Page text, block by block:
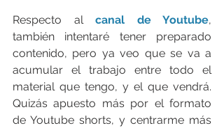
Respecto al canal de Youtube,
también intentaré tener preparado
contenido, pero ya veo que se va a
acumular el trabajo entre todo el
material que tengo, y el que vendrá.
Quizás apuesto más por el formato
de Youtube shorts, y centrarme más